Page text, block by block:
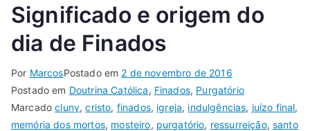
Significado e origem do
dia de Finados
Por MarcosPostado em 2 de novembro de 2016
Postado em Doutrina Católica, Finados, Purgatório
Marcadocluny,cristo, finados, igreja, indulgências, juízo final,
memória dos mortos, mosteiro, purgatório, ressurreição,santo